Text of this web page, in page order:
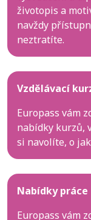
životopis a
navždy
neztratíte.
Vzdělávací
Europass vám
nabídky kurzů,
si navolíte, o
Nabídky práce
Europass vám